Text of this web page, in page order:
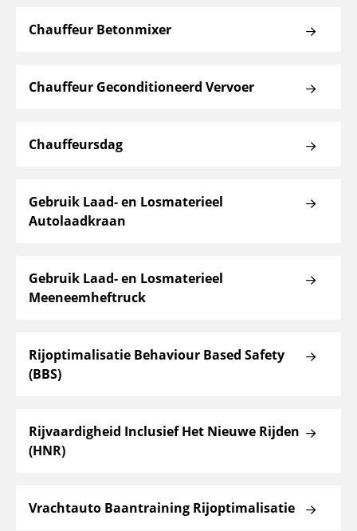
Chauffeur Betonmixer
Chauffeur Geconditioneerd Vervoer
Chauffeursdag
Gebruik Laad- en Losmaterieel
Autolaadkraan
Gebruik Laad- en Losmaterieel
Meeneemheftruck
Rijoptimalisatie Behaviour Based Safety
(BBS)
Rijvaardigheid Inclusief Het Nieuwe Rijden
(HNR)
Vrachtauto Baantraining Rijoptimalisatie